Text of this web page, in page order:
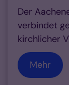
Der
verbindet
kirchlicher
Mehr